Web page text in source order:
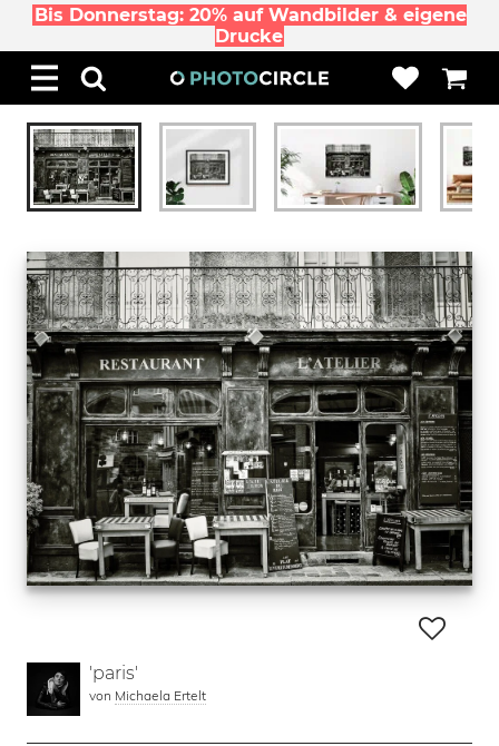
Bis Donnerstag: 20% auf Wandbilder & eigene
Drucke
'paris'
von Michaela Ertelt